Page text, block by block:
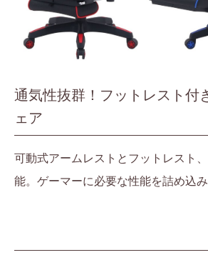
通気性抜群！フットレスト付
ェア
可動式アームレストとフットレスト
能。ゲーマーに必要な性能を詰め込み